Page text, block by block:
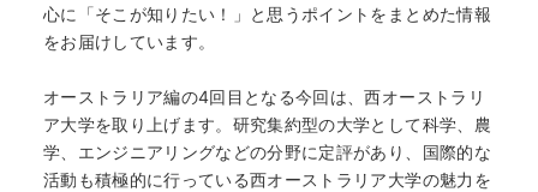
心に「そこが知りたい！」と思うポイントをまとめた情報
をお届けしています。
オーストラリア編の4回目となる今回は、西オーストラリ
ア大学を取り上げます。研究集約型の大学として科学、農
学、エンジニアリングなどの分野に定評があり、国際的な
活動も積極的に行っている西オーストラリア大学の魅力を